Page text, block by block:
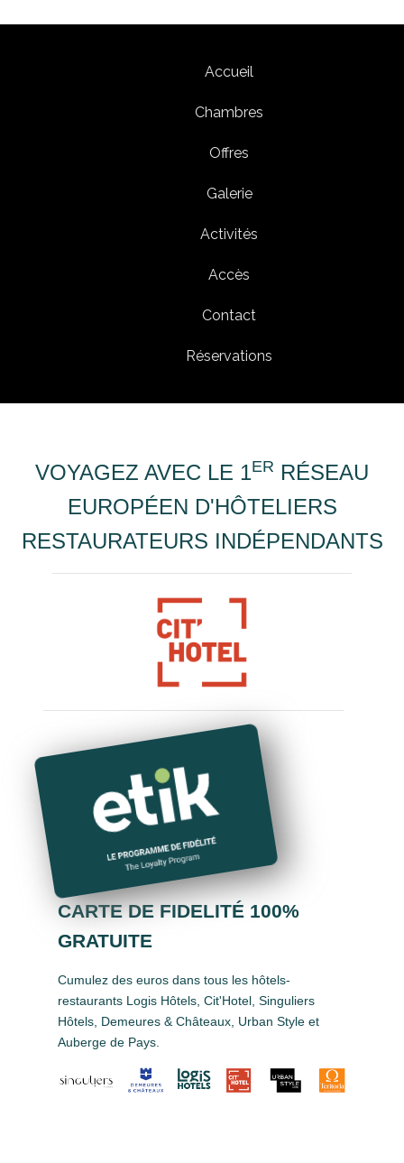
Accueil
Chambres
Offres
Galerie
Activités
Accès
Contact
Réservations
VOYAGEZ AVEC LE 1ER RÉSEAU
EUROPÉEN D'HÔTELIERS
RESTAURATEURS INDÉPENDANTS
CARTE DE FIDELITÉ 100%
GRATUITE
Cumulez des euros dans tous les hôtels-
restaurants Logis Hôtels, Cit'Hotel, Singuliers
Hôtels, Demeures & Châteaux, Urban Style et
Auberge de Pays.